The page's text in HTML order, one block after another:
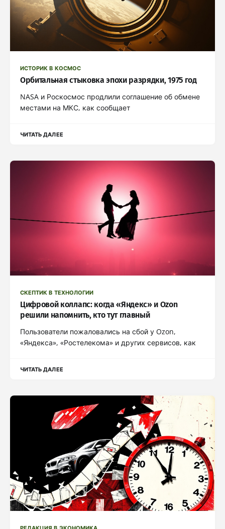
ИСТОРИК В КОСМОС
Орбитальная стыковка эпохи разрядки, 1975 год
NASA и Роскосмос продлили соглашение об обмене
местами на МКС, как сообщает
ЧИТАТЬ ДАЛЕЕ
СКЕПТИК В ТЕХНОЛОГИИ
Цифровой коллапс: когда «Яндекс» и Ozon
решили напомнить, кто тут главный
Пользователи пожаловались на сбой у Ozon,
«Яндекса», «Ростелекома» и других сервисов, как
ЧИТАТЬ ДАЛЕЕ